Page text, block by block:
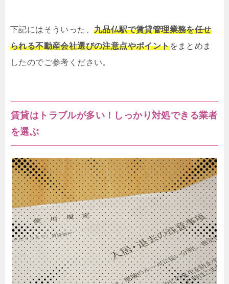
下記にはそういった、 九品仏駅で賃貸管理業務を任せ
られる不動産会社選びの注意点やポイントをまとめま
したのでご参考ください。
賃貸はトラブルが多い！しっかり対処できる業者
を選ぶ